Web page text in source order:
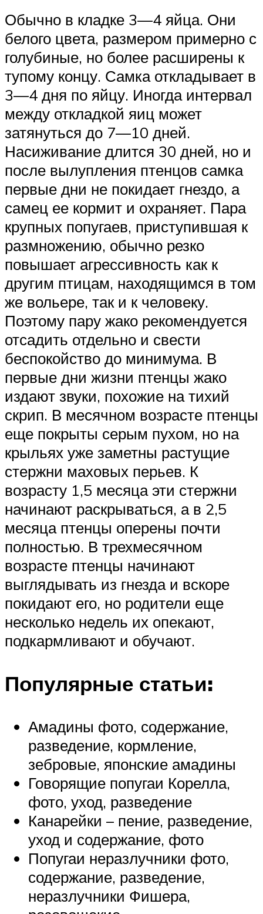
Обычно в кладке 3—4 яйца. Они
белого цвета, размером примерно с
голубиные, но более расширены к
тупому концу. Самка откладывает в
3—4 дня по яйцу. Иногда интервал
между откладкой яиц может
затянуться до 7—10 дней.
Насиживание длится 30 дней, но и
после вылупления птенцов самка
первые дни не покидает гнездо, а
самец ее кормит и охраняет. Пара
крупных попугаев, приступившая к
размножению, обычно резко
повышает агрессивность как к
другим птицам, находящимся в том
же вольере, так и к человеку.
Поэтому пару жако рекомендуется
отсадить отдельно и свести
беспокойство до минимума. В
первые дни жизни птенцы жако
издают звуки, похожие на тихий
скрип. В месячном возрасте птенцы
еще покрыты серым пухом, но на
крыльях уже заметны растущие
стержни маховых перьев. К
возрасту 1,5 месяца эти стержни
начинают раскрываться, а в 2,5
месяца птенцы оперены почти
полностью. В трехмесячном
возрасте птенцы начинают
выглядывать из гнезда и вскоре
покидают его, но родители еще
несколько недель их опекают,
подкармливают и обучают.
Популярные статьи:
Амадины фото, содержание,
разведение, кормление,
зебровые, японские амадины
Говорящие попугаи Корелла,
фото, уход, разведение
Канарейки – пение, разведение,
уход и содержание, фото
Попугаи неразлучники фото,
содержание, разведение,
неразлучники Фишера,